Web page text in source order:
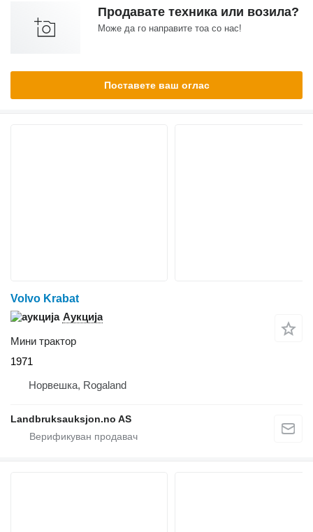
Продавате техника или возила?
Може да го направите тоа со нас!
Поставете ваш оглас
Volvo Krabat
Аукција
Мини трактор
1971
Норвешка, Rogaland
Landbruksauksjon.no AS